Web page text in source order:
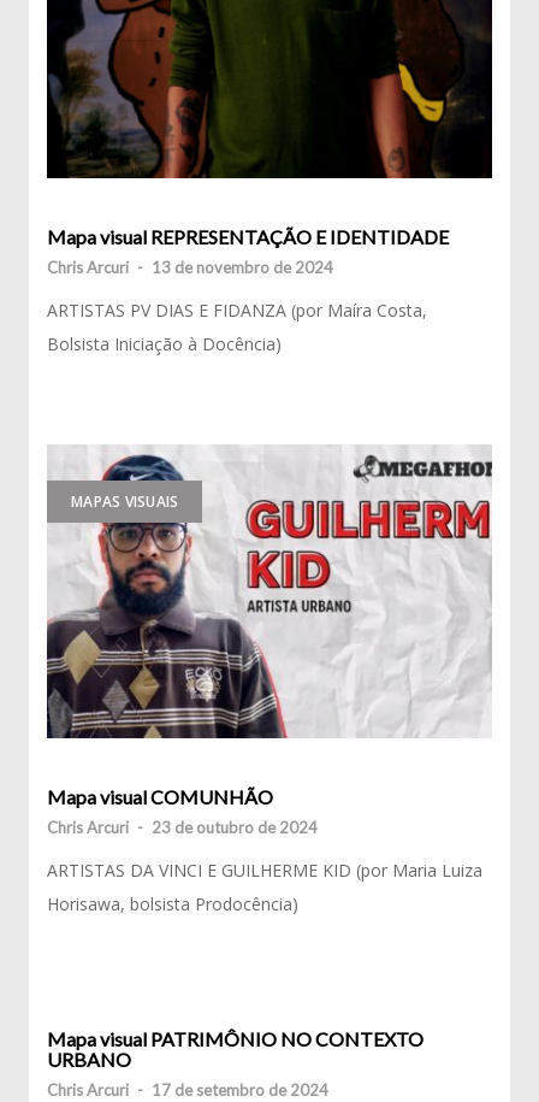
Mapa visual REPRESENTAÇÃO E IDENTIDADE
Chris Arcuri - 13 de novembro de 2024
ARTISTAS PV DIAS E FIDANZA (por Maíra Costa,
Bolsista Iniciação à Docência)
MAPAS VISUAIS
Mapa visual COMUNHÃO
Chris Arcuri - 23 de outubro de 2024
ARTISTAS DA VINCI E GUILHERME KID (por Maria Luiza
Horisawa, bolsista Prodocência)
Mapa visual PATRIMÔNIO NO CONTEXTO
URBANO
Chris Arcuri - 17 de setembro de 2024